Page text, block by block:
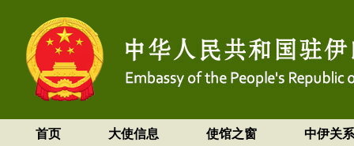
首页 大使信息 使馆之窗 中伊关系